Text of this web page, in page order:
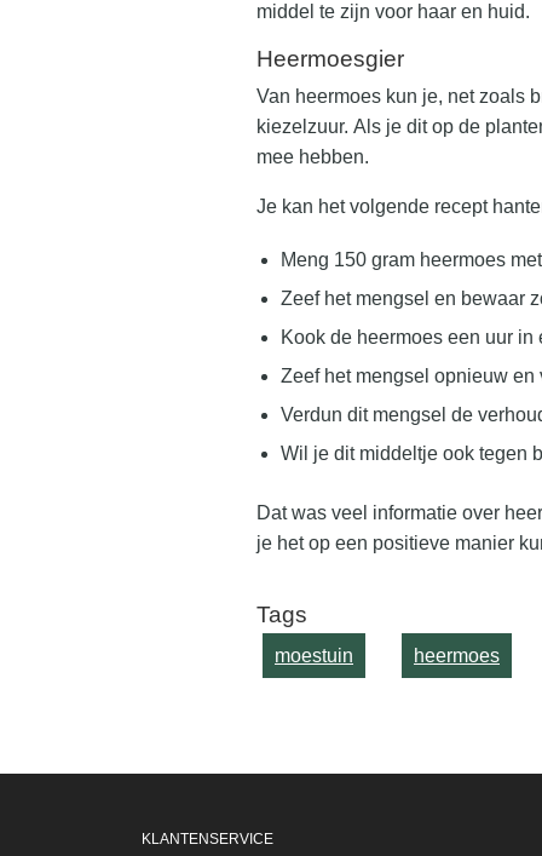
middel te zijn voor haar en huid.
Heermoesgier
Van heermoes kun je, net zoals
kiezelzuur. Als je dit op de
mee hebben.
Je kan het volgende recept
Meng 150 gram heermoes
Zeef het mengsel en bewaar
Kook de heermoes een uur in
Zeef het mengsel opnieuw en
Verdun dit mengsel de
Wil je dit middeltje ook tegen
Dat was veel informatie over
je het op een positieve manier
Tags
moestuin heermoes
KLANTENSERVICE